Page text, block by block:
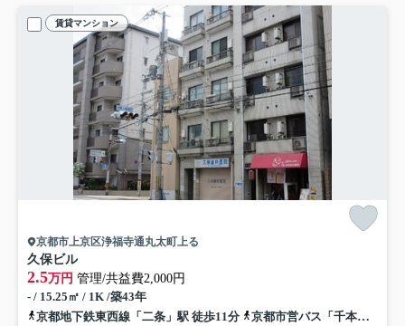
賃貸マンション
京都市上京区浄福寺通丸太町上る
久保ビル
2.5万円 管理/共益費2,000円
- / 15.25㎡ / 1K /築43年
京都地下鉄東西線「二条」駅 徒歩11分
京都市営バス「千本丸太町」バス停下車 徒歩4分